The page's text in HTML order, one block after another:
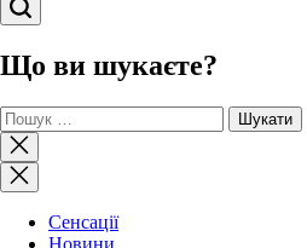
Пошук
Що ви шукаєте?
Пошук:
Закрити
пошук
Сенсації
Новини